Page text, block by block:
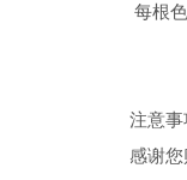
每根
注意事
感谢